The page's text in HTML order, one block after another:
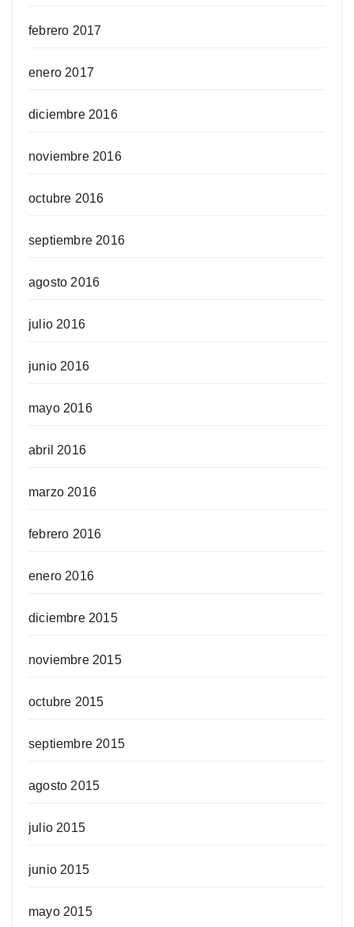
febrero 2017
enero 2017
diciembre 2016
noviembre 2016
octubre 2016
septiembre 2016
agosto 2016
julio 2016
junio 2016
mayo 2016
abril 2016
marzo 2016
febrero 2016
enero 2016
diciembre 2015
noviembre 2015
octubre 2015
septiembre 2015
agosto 2015
julio 2015
junio 2015
mayo 2015